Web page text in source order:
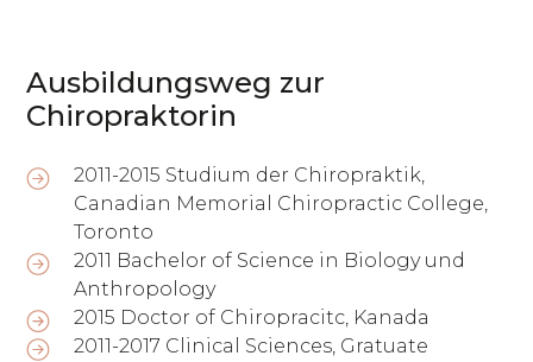
Aus­bil­dungs­weg zur
Chiropraktorin
2011-2015 Studium der Chiropraktik,
Canadian Memorial Chiropractic College,
Toronto
2011 Bachelor of Science in Biology und
Anthropology
2015 Doctor of Chiropracitc, Kanada
2011-2017 Clinical Sciences, Gratuate